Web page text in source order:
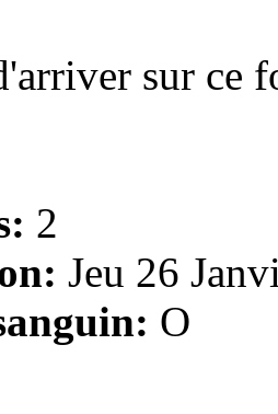
sur ce
2
Jeu 26
O